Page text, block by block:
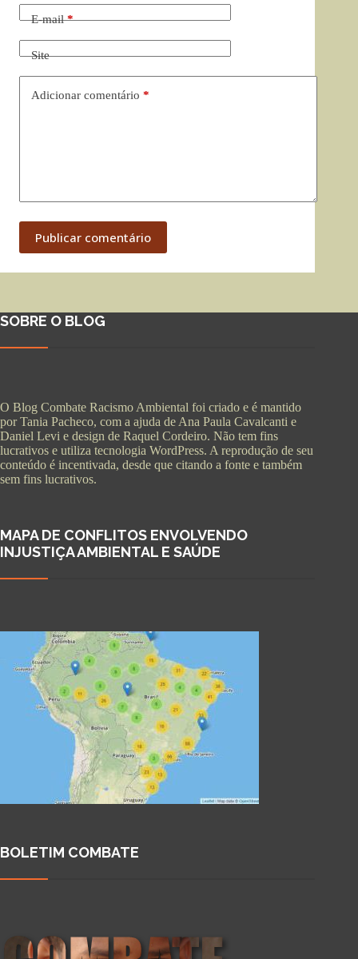
E-mail*
Site
Adicionar comentário *
Publicar comentário
SOBRE O BLOG
O Blog Combate Racismo Ambiental foi criado e é mantido
por Tania Pacheco, com a ajuda de Ana Paula Cavalcanti e
Daniel Levi e design de Raquel Cordeiro. Não tem fins
lucrativos e utiliza tecnologia WordPress. A reprodução de seu
conteúdo é incentivada, desde que citando a fonte e também
sem fins lucrativos.
MAPA DE CONFLITOS ENVOLVENDO
INJUSTIÇA AMBIENTAL E SAÚDE
BOLETIM COMBATE